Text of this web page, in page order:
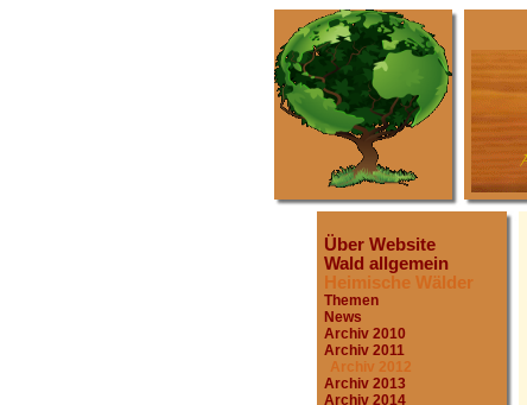
Über Website
Wald allgemein
Heimische Wälder
Themen
News
Archiv 2010
Archiv 2011
Archiv 2012
Archiv 2013
Archiv 2014